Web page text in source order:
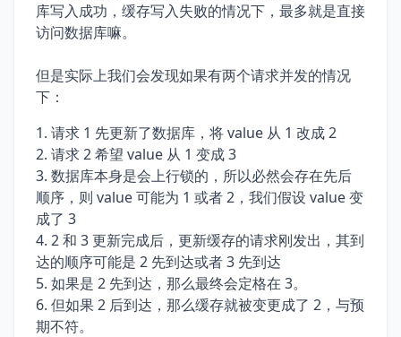
库写入成功，缓存写入失败的情况下，最多就是直接
访问数据库嘛。
但是实际上我们会发现如果有两个请求并发的情况
下：
请求 1 先更新了数据库，将 value 从 1 改成 2
请求 2 希望 value 从 1 变成 3
数据库本身是会上行锁的，所以必然会存在先后
顺序，则 value 可能为 1 或者 2，我们假设 value 变
成了 3
2 和 3 更新完成后，更新缓存的请求刚发出，其到
达的顺序可能是 2 先到达或者 3 先到达
如果是 2 先到达，那么最终会定格在 3。
但如果 2 后到达，那么缓存就被变更成了 2，与预
期不符。